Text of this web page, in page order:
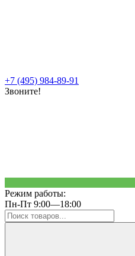
+7 (495) 984-89-91
Звоните!
Режим работы:
Пн-Пт 9:00—18:00